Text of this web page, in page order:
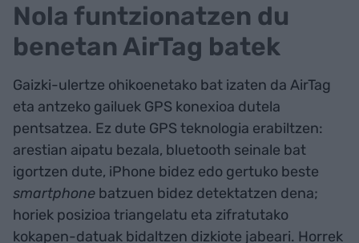
Nola funtzionatzen du
benetan AirTag batek
Gaizki-ulertze ohikoenetako bat izaten da AirTag
eta antzeko gailuek GPS konexioa dutela
pentsatzea. Ez dute GPS teknologia erabiltzen:
arestian aipatu bezala, bluetooth seinale bat
igortzen dute, iPhone bidez edo gertuko beste
smartphone batzuen bidez detektatzen dena;
horiek posizioa triangelatu eta zifratutako
kokapen-datuak bidaltzen dizkiote jabeari. Horrek